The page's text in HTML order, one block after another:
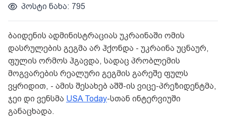
პოსტი ნახა: 795
ბაიდენის ადმინისტრაციას უკრაინაში ომის
დასრულების გეგმა არ ჰქონდა - უკრაინა უცნაურ,
ფულის ორმოს ჰგავდა, სადაც პრობლემის
მოგვარების რეალური გეგმის გარეშე ფულს
ვყრიდით, - ამის შესახებ აშშ-ის ვიცე-პრეზიდენტმა,
ჯეი დი ვენსმა USA Today-სთან ინტერვიუში
განაცხადა.